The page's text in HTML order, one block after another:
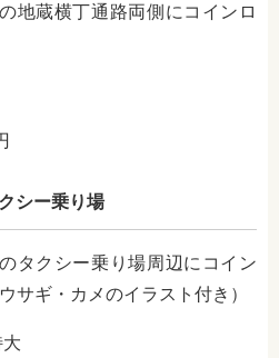
地蔵横丁通路両側にコインロ
シー乗り場
タクシー乗り場周辺にコイン
サギ・カメのイラスト付き）